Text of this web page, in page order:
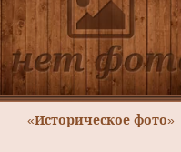
«Историческое фото»